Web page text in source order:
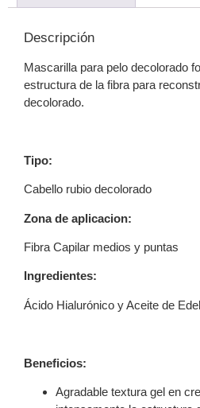
Descripción
Mascarilla para pelo decolorado
estructura de la fibra para
decolorado.
Tipo:
Cabello rubio decolorado
Zona de aplicacion:
Fibra Capilar medios y puntas
Ingredientes:
Ácido Hialurónico y Aceite de
Beneficios:
Agradable textura gel en